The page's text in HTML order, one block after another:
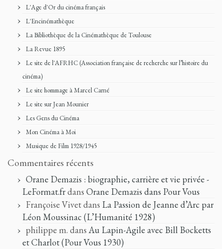
L'Age d'Or du cinéma français
L'Encinémathèque
La Bibliothèque de la Cinémathèque de Toulouse
La Revue 1895
Le site de l'AFRHC (Association française de recherche sur l’histoire du
cinéma)
Le site hommage à Marcel Carné
Le site sur Jean Mounier
Les Gens du Cinéma
Mon Cinéma à Moi
Musique de Film 1928/1945
Commentaires récents
Orane Demazis : biographie, carrière et vie privée -
LeFormat.frdans Orane Demazis dans Pour Vous
Françoise Vivetdans La Passion de Jeanne d’Arc par
Léon Moussinac (L’Humanité 1928)
philippe m. dans Au Lapin-Agile avec Bill Bocketts
et Charlot (Pour Vous 1930)